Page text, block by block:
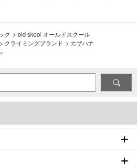
ク > old skool オールドスクール
> クライミングブランド > カザハナ